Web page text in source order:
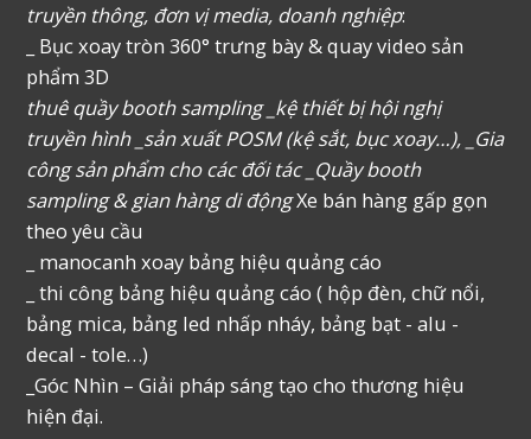
truyền thông, đơn vị media, doanh nghiệp:
_ Bục xoay tròn 360° trưng bày & quay video sản
phẩm 3D
thuê quầy booth sampling _kệ thiết bị hội nghị
truyền hình _sản xuất POSM (kệ sắt, bục xoay…), _Gia
công sản phẩm cho các đối tác _Quầy booth
sampling & gian hàng di độngXe bán hàng gấp gọn
theo yêu cầu
_ manocanh xoay bảng hiệu quảng cáo
_ thi công bảng hiệu quảng cáo ( hộp đèn, chữ nổi,
bảng mica, bảng led nhấp nháy, bảng bạt - alu -
decal - tole…)
_Góc Nhìn – Giải pháp sáng tạo cho thương hiệu
hiện đại.